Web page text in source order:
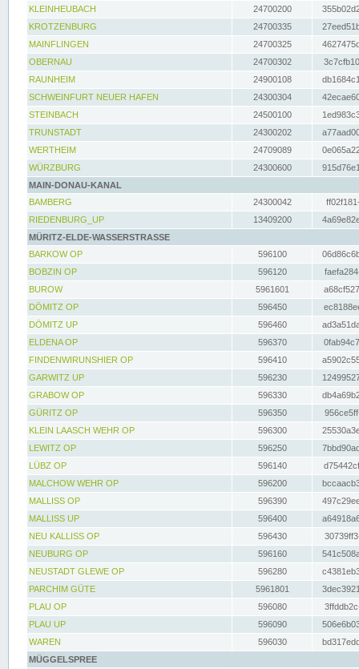
KLEINHEUBACH 24700200
KROTZENBURG
24700335
MAINFLINGEN
24700325
OBERNAU
24700302
RAUNHEIM
24900108
SCHWEINFURT NEUER HAFEN
24300304
STEINBACH
24500100
TRUNSTADT
24300202
WERTHEIM
24709089
WÜRZBURG
24300600
MAIN-DONAU-KANAL
BAMBERG
24300042
RIEDENBURG_UP
13409200
MÜRITZ-ELDE-WASSERSTRASSE
BARKOW OP
596100
BOBZIN OP
596120
BUROW
5961601
DÖMITZ OP
596450
DÖMITZ UP
596460
ELDENA OP
596370
FINDENWIRUNSHIER OP
596410
GARWITZ UP
596230
GRABOW OP
596330
GÜRITZ OP
596350
KLEIN LAASCH WEHR OP
596300
LEWITZ OP
596250
LÜBZ OP
596140
MALCHOW WEHR OP
596200
MALLISS OP
596390
MALLISS UP
596400
NEU KALLISS OP
596430
NEUBURG OP
596160
NEUSTADT GLEWE OP
596280
PARCHIM GÜTE
5961801
PLAU OP
596080
PLAU UP
596090
WAREN
596030
MÜGGELSPREE